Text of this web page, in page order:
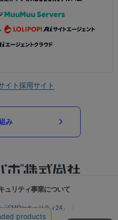
イト採用サイト
み
ュリティ事業について
GMOセキュリティ24」